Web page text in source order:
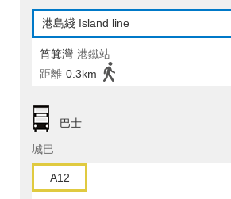
港島綫 Island line
筲箕灣 港鐵站
距離 0.3km
巴士
城巴
A12